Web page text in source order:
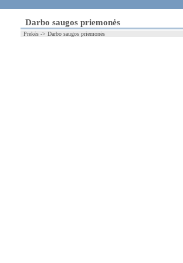
Darbo saugos priemonės
Prekės -> Darbo saugos priemonės